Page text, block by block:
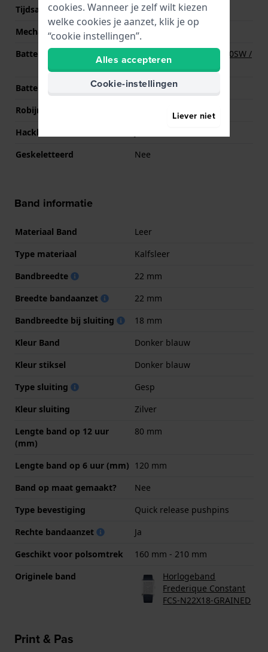
Tijdsaanduiding
Analoog
Mechanisme
Quartz
Batterij
Renata R371 371 / SR920SW /
SG6 / AG6 Batterij
Batterijduur
60 Maanden
Robijnen
Hackbaar
Geskeletteerd
Nee
Band informatie
Materiaal Band
Leer
Type materiaal
Kalfsleer
Bandbreedte
22 mm
Breedte bandaanzet
22 mm
Bandbreedte bij sluiting
18 mm
Kleur Band
Donker blauw
Kleur stiksel
Donker blauw
Type sluiting
Gesp
Kleur sluiting
Zilver
Lengte band op 12 uur
(mm)
80 mm
Lengte band op 6 uur (mm) 120 mm
Band op maat gemaakt?
Nee
Type bevestiging
Quick release pushpins
Rechte bandaanzet
Ja
Geschikt voor polsomtrek
160 mm - 210 mm
Originele band
Horlogeband
Frederique Constant
FCS-N22X18-GRAINED
Print & Pas
cookies. Wanneer je zelf wilt kiezen
welke cookies je aanzet, klik je op
“cookie instellingen”.
Alles accepteren
Cookie-instellingen
Liever niet